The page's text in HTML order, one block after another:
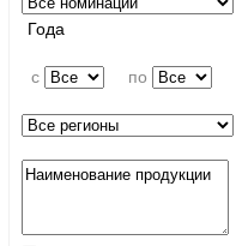
Года
c по